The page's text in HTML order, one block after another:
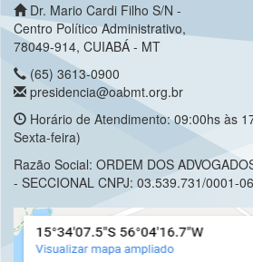
Dr. Mario Cardi Filho S/N -
Centro Político Administrativo,
78049-914, CUIABÁ - MT
(65) 3613-0900
presidencia@oabmt.org.br
Horário de Atendimento: 09:00hs às
Sexta-feira)
Razão Social: ORDEM DOS
- SECCIONAL CNPJ: 03.539.731/0001-06